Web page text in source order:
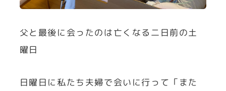
父と最後に会ったのは亡くなる二日前の土
曜日
日曜日に私たち夫婦で会いに行って「また